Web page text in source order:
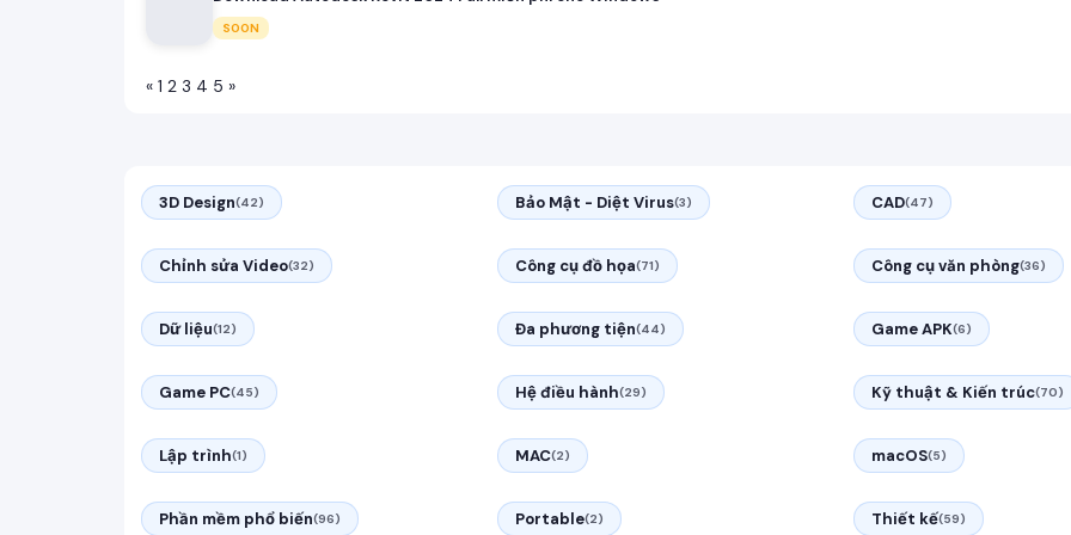
SOON
« 1 2 3 4 5 »
3D Design(42) Bảo Mật - Diệt Virus(3) CAD(47)
Chỉnh sửa Video(32) Công cụ đồ họa(71) Công cụ văn phòng(36)
Dữ liệu(12) Đa phương tiện(44) Game APK(6)
Game PC(45) Hệ điều hành(29) Kỹ thuật & Kiến trúc(70)
Lập trình(1) MAC(2) macOS(5)
Phần mềm phổ biến(96) Portable(2) Thiết kế(59)